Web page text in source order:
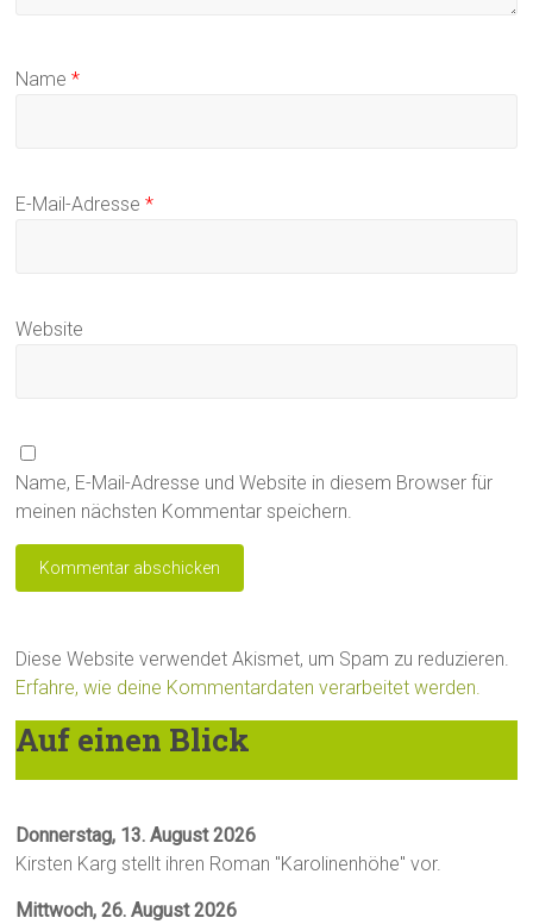
Name*
E-Mail-Adresse*
Website
Name, E-Mail-Adresse und Website in diesem Browser für
meinen nächsten Kommentar speichern.
Diese Website verwendet Akismet, um Spam zu reduzieren.
Erfahre, wie deine Kommentardaten verarbeitet werden.
Auf einen Blick
Donnerstag, 13. August 2026
Kirsten Karg stellt ihren Roman "Karolinenhöhe" vor.
Mittwoch, 26. August 2026